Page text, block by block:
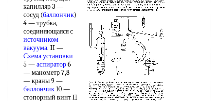
капилляр 3 —
сосуд (баллончик)
4 — трубка,
соединяющаяся с
источником
вакуума. II —
Схема установки
5 —аспиратор6
— манометр 7,8
— краны 9 —
баллончик10 —
стопорный винт II